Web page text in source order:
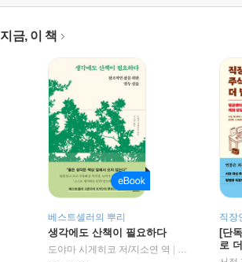
지금, 이 책
베스트셀러의 뿌리
생각에도 산책이 필요하다
도야마 시게히코 저/지소연 역
알에이치코리
직장
[단
로